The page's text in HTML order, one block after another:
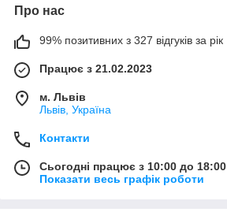
Про нас
99% позитивних з 327 відгуків за рік
Працює з 21.02.2023
м. Львів
Львів, Україна
Контакти
Сьогодні працює з 10:00 до 18:00
Показати весь графік роботи